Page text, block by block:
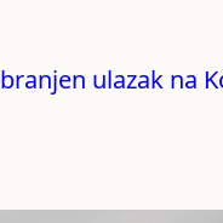
ulazak na